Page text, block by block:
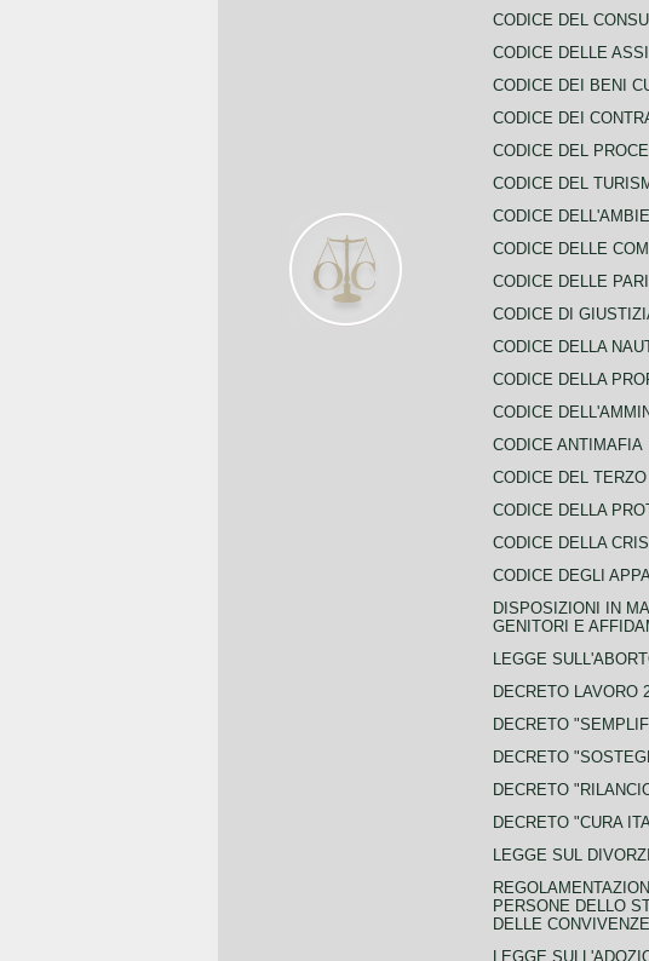
CODICE DEL
CODICE DELLE
CODICE DEI BENI
CODICE DEI
CODICE DEL
CODICE DEL
CODICE
CODICE DELLE
CODICE DELLE
CODICE DI
CODICE DELLA
CODICE DELLA
CODICE
CODICE ANTIMAFIA
CODICE DEL
CODICE DELLA
CODICE DELLA
CODICE DEGLI
DISPOSIZIONI IN
GENITORI E
LEGGE
DECRETO LAVORO
DECRETO
DECRETO
DECRETO
DECRETO "CURA
LEGGE SUL
PERSONE DELLO
DELLE CONVIVENZE
LEGGE